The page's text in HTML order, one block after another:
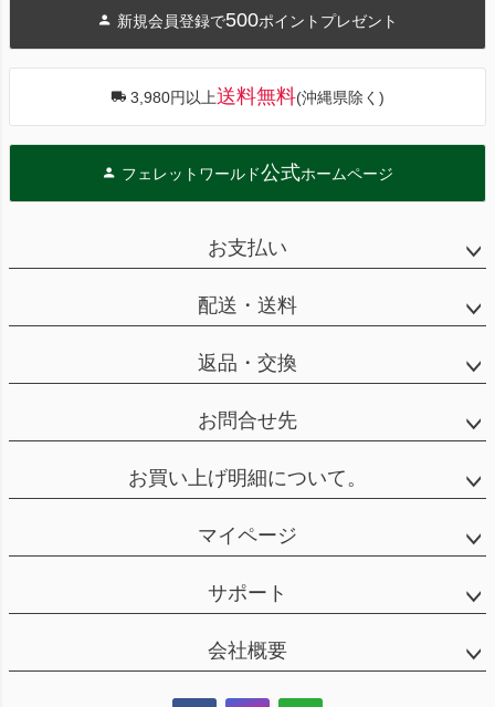
へ
新規会員登録で500ポイントプレゼント
3,980円以上送料無料(沖縄県除く)
フェレットワールド公式ホームページ
お支払い
配送・送料
返品・交換
お問合せ先
お買い上げ明細について。
マイページ
サポート
会社概要